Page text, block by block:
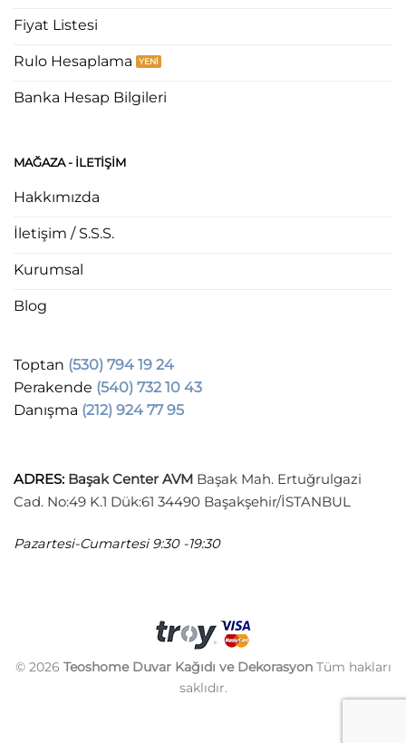
Fiyat Listesi
Rulo Hesaplama
Banka Hesap Bilgileri
MAĞAZA - ILETIŞIM
Hakkımızda
İletişim / S.S.S.
Kurumsal
Blog
Toptan (530) 794 19 24
Perakende (540) 732 10 43
Danışma (212) 924 77 95
ADRES: Başak Center AVM Başak Mah. Ertuğrulgazi
Cad. No:49 K.1 Dük:61 34490 Başakşehir/İSTANBUL
Pazartesi-Cumartesi 9:30 -19:30
© 2026 Teoshome Duvar Kağıdı ve DekorasyonTüm hakları
saklıdır.